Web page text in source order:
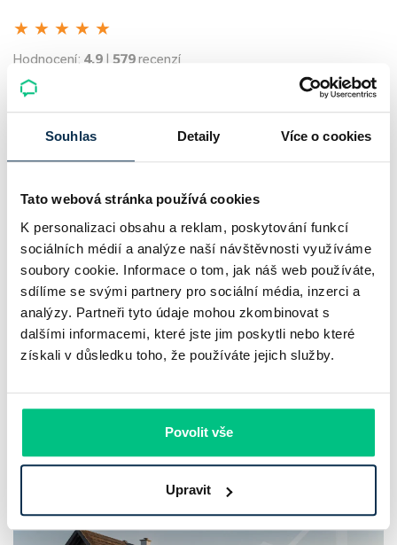
Souhlas Detaily Více o cookies
Tato webová stránka používá cookies
K personalizaci obsahu a reklam, poskytování funkcí
sociálních médií a analýze naší návštěvnosti využíváme
soubory cookie. Informace o tom, jak náš web používáte,
sdílíme se svými partnery pro sociální média, inzerci a
analýzy. Partneři tyto údaje mohou zkombinovat s
dalšími informacemi, které jste jim poskytli nebo které
získali v důsledku toho, že používáte jejich služby.
Povolit vše
Upravit
★ ★ ★ ★ ★
Hodnocení: 4.9 | 579recenzí
Všechna hodnocení
Více článků
Nepřehlédněte